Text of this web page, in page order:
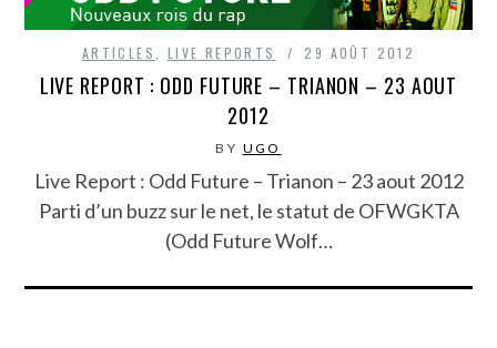
ARTICLES LIVE REPORTS 29 AOÛT 2012
LIVE REPORT : ODD FUTURE – TRIANON – 23 AOUT
2012
BY UGO
Live Report : Odd Future – Trianon – 23 aout 2012
Parti d’un buzz sur le net, le statut de OFWGKTA
(Odd Future Wolf…